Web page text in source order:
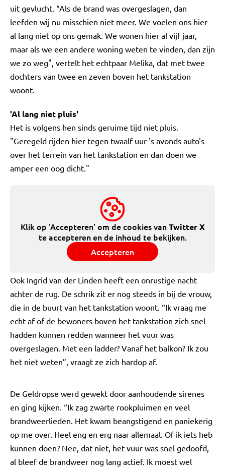
uit gevlucht. “Als de brand was overgeslagen, dan
leefden wij nu misschien niet meer. We voelen ons hier
al lang niet op ons gemak. We wonen hier al vijf jaar,
maar als we een andere woning weten te vinden, dan zijn
we zo weg", vertelt het echtpaar Melika, dat met twee
dochters van twee en zeven boven het tankstation
woont.
'Al lang niet pluis'
Het is volgens hen sinds geruime tijd niet pluis.
"Geregeld rijden hier tegen twaalf uur 's avonds auto's
over het terrein van het tankstation en dan doen we
amper een oog dicht."
Klik op 'Accepteren' om de cookies vanTwitter X
te accepteren en de inhoud te bekijken.
Accepteren
Ook Ingrid van der Linden heeft een onrustige nacht
achter de rug. De schrik zit er nog steeds in bij de vrouw,
die in de buurt van het tankstation woont. “Ik vraag me
echt af of de bewoners boven het tankstation zich snel
hadden kunnen redden wanneer het vuur was
overgeslagen. Met een ladder? Vanaf het balkon? Ik zou
het niet weten”, vraagt ze zich hardop af.
De Geldropse werd gewekt door aanhoudende sirenes
en ging kijken. “Ik zag zwarte rookpluimen en veel
brandweerlieden. Het kwam beangstigend en paniekerig
op me over. Heel eng en erg naar allemaal. Of ik iets heb
kunnen doen? Nee, dat niet, het vuur was snel gedoofd,
al bleef de brandweer nog lang actief. Ik moest wel